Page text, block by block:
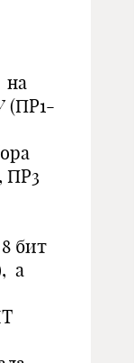
на
(ПР1-
ПР3
бит
а